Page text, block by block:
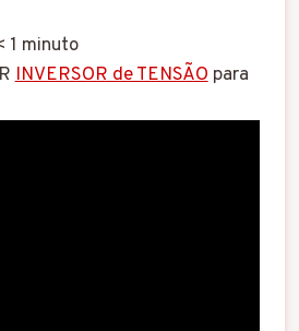
1 minuto
INVERSOR de TENSÃOpara